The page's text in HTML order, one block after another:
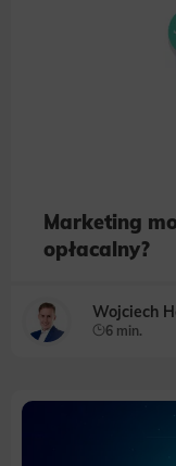
Scope responsible for displaying
habits and demographic criteria.
websites, profile the user, providing
Marketing
opłacalny?
Wojciech
6 min.